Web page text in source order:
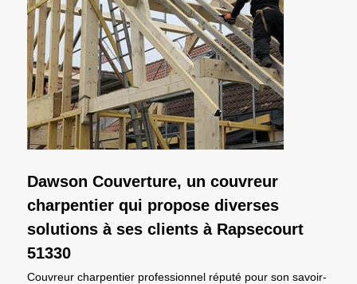
Dawson Couverture, un couvreur
charpentier qui propose diverses
solutions à ses clients à Rapsecourt
51330
Couvreur charpentier professionnel réputé pour son savoir-